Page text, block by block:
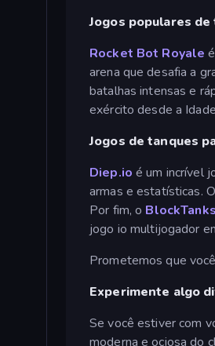
Jogos populares de
Rocket Bot Royale
arena que desafia a
batalhas intensas e
exército desde a
Jogos de tanques
Diep.io é um incrível
armas e estatísticas.
Por fim, o
jogo io multijogador
Prometemos que
Experimente algo
Se você estiver com
moderna e ociosa do